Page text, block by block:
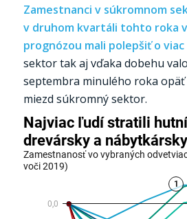
Zamestnanci v súkromnom
v druhom kvartáli tohto roka
prognózou mali polepšiť o viac
sektor tak aj vďaka dobehu
septembra minulého roka
miezd súkromný sektor.